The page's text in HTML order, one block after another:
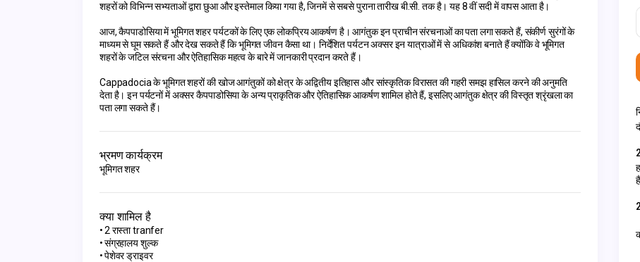
शहरों को विभिन्न सभ्यताओं द्वारा छुआ और इस्तेमाल किया गया है, जिनमें से सबसे पुराना तारीख बी.सी. तक है। यह 8 वीं सदी में वापस आता है।
आज, कैपपाडोसिया में भूमिगत शहर पर्यटकों के लिए एक लोकप्रिय आकर्षण है। आगंतुक इन प्राचीन संरचनाओं का पता लगा सकते हैं, संकीर्ण सुरंगों के
माध्यम से घूम सकते हैं और देख सकते हैं कि भूमिगत जीवन कैसा था। निर्देशित पर्यटन अक्सर इन यात्राओं में से अधिकांश बनाते हैं क्योंकि वे भूमिगत
शहरों के जटिल संरचना और ऐतिहासिक महत्व के बारे में जानकारी प्रदान करते हैं।
Cappadocia के भूमिगत शहरों की खोज आगंतुकों को क्षेत्र के अद्वितीय इतिहास और सांस्कृतिक विरासत की गहरी समझ हासिल करने की अनुमति
देता है। इन पर्यटनों में अक्सर कैपपाडोसिया के अन्य प्राकृतिक और ऐतिहासिक आकर्षण शामिल होते हैं, इसलिए आगंतुक क्षेत्र की विस्तृत श्रृंखला का
पता लगा सकते हैं।
भ्रमण कार्यक्रम
भूमिगत शहर
क्या शामिल है
2 रास्ता tranfer
संग्रहालय शुल्क
पेशेवर ड्राइवर